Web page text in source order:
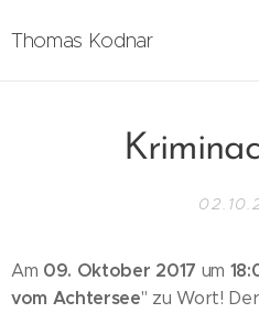
Thomas Kodnar
Am 09. Oktober 2017 um
vom Achtersee" zu Wort! Der